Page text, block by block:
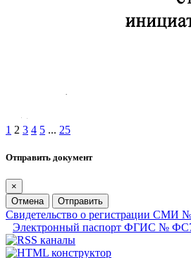
1 2 3 4 5 ... 25
Отправить документ
×
Отмена
Отправить
Свидетельство о регистрации СМИ
Электронный паспорт ФГИС №